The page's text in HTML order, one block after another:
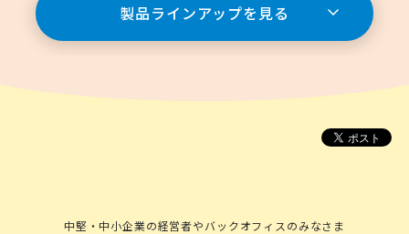
製品ラインアップを見る
中堅・中小企業の経営者やバックオフィスのみなさま